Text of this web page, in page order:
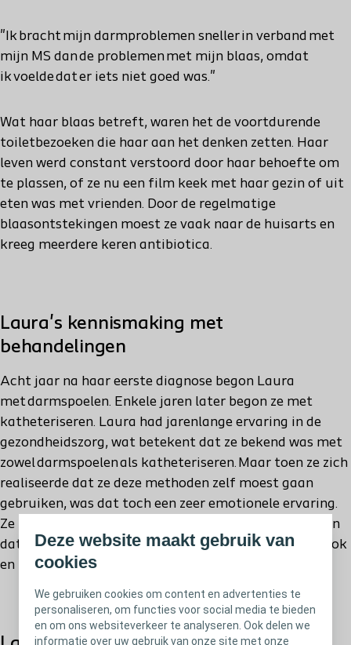
Deze website maakt gebruik van
cookies
We gebruiken cookies om content en advertenties te
personaliseren, om functies voor social media te bieden
en om ons websiteverkeer te analyseren. Ook delen we
informatie over uw gebruik van onze site met onze
"Ik bracht mijn darmproblemen sneller in verband met
mijn MS dan de problemen met mijn blaas, omdat
ik voelde dat er iets niet goed was."
Wat haar blaas betreft, waren het de voortdurende
toiletbezoeken die haar aan het denken zetten. Haar
leven werd constant verstoord door haar behoefte om
te plassen, of ze nu een film keek met haar gezin of uit
eten was met vrienden. Door de regelmatige
blaasontstekingen moest ze vaak naar de huisarts en
kreeg meerdere keren antibiotica.
Laura's kennismaking met
behandelingen
Acht jaar na haar eerste diagnose begon Laura
met darmspoelen. Enkele jaren later begon ze met
katheteriseren. Laura had jarenlange ervaring in de
gezondheidszorg, wat betekent dat ze bekend was met
zowel darmspoelen als katheteriseren. Maar toen ze zich
realiseerde dat ze deze methoden zelf moest gaan
gebruiken, was dat toch een zeer emotionele ervaring.
Ze begreep dat dit betekende dat haar MS vorderde en
dat ze daar vrede mee moest hebben. Dit was een schok
en begrijpelijk een angstige tijd voor haar.